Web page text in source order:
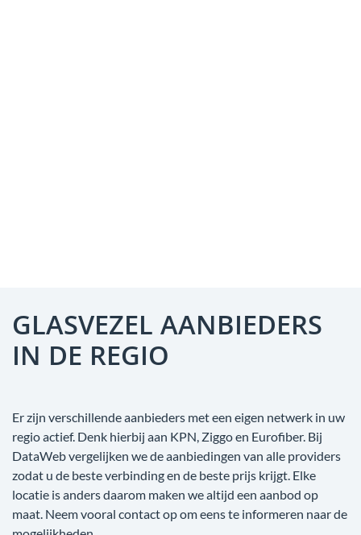
GLASVEZEL AANBIEDERS
IN DE REGIO
Er zijn verschillende aanbieders met een eigen netwerk in uw
regio actief. Denk hierbij aan KPN, Ziggo en Eurofiber. Bij
DataWeb vergelijken we de aanbiedingen van alle providers
zodat u de beste verbinding en de beste prijs krijgt. Elke
locatie is anders daarom maken we altijd een aanbod op
maat. Neem vooral contact op om eens te informeren naar de